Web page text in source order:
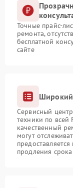
Точные прайс-
ремонта,
бесплатной
сайте
Широкий
Сервисный
техники по всей
качественный
могут
продления